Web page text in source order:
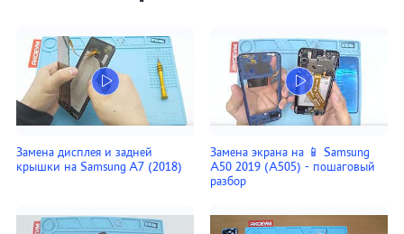
Замена дисплея и задней
крышки на Samsung A7 (2018)
Замена экрана на 📱 Samsung
A50 2019 (A505) - пошаговый
разбор